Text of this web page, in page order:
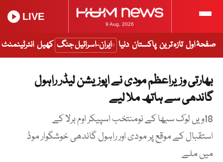
9 Aug, 2026
LIVE
صفحۂ اول تازہ ترین پاکستان دنیا ایران-اسرائیل جنگ کھیل انٹرٹینمنٹ
بھارتی وزیراعظم مودی نے اپوزیشن لیڈر راہول
گاندھی سے ہاتھ ملا لیے
18ویں لوک سبھا کے نومنتخب اسپیکر اوم برلا کے
استقبال کے موقع پر مودی اور راہول گاندھی خوشگوار موڈ
میں ملے